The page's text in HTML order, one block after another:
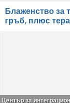
Блаженство за
гръб, плюс
Център за